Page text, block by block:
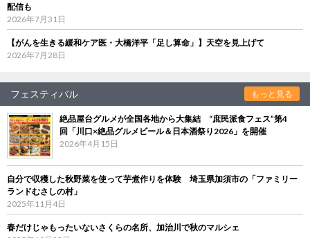
配信も
2026年7月31日
【がんを生きる緩和ケア医・大橋洋平「足し算命」】天空を見上げて
2026年7月28日
フェスティバル もっと見る
絶品屋台グルメが全国各地から大集結 “庶民派食フェス”第4
回「川口×絶品グルメビール＆日本酒祭り2026」を開催
2026年4月15日
自分で収穫した秋野菜を使って芋煮作りを体験 埼玉県加須市の「ファミリー
ランドむさしの村」
2025年11月4日
春だけじゃもったいないさくらの名所、加治川で秋のマルシェ